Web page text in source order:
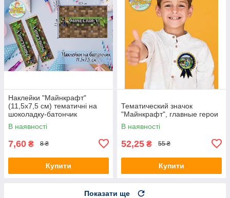
Наклейки "Майнкрафт"
(11,5х7,5 см) тематичні на
шоколадку-батончик
малотиражні -
В наявності
7,60 ₴ 8 ₴
Купити
Тематический значок
"Майнкрафт", главные герои
В наявності
52,25 ₴ 55 ₴
Купити
Показати ще